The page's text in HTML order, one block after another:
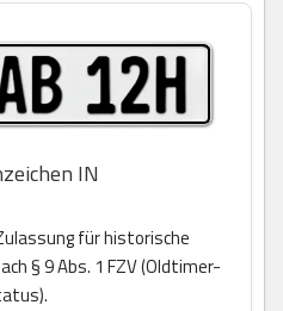
IN
für historische
§ 9 Abs. 1 FZV (Oldtimer-